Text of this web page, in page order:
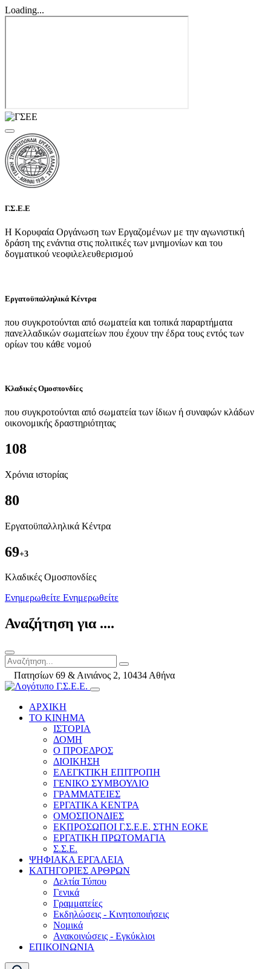
Loading...
Γ.Σ.Ε.Ε
Η Κορυφαία Οργάνωση των Εργαζομένων με την αγωνιστική
δράση της ενάντια στις πολιτικές των μνημονίων και του
δογματικού νεοφιλελευθερισμού
Εργατοϋπαλληλικά Κέντρα
που συγκροτούνται από σωματεία και τοπικά παραρτήματα
πανελλαδικών σωματείων που έχουν την έδρα τους εντός των
ορίων του κάθε νομού
Κλαδικές Ομοσπονδίες
που συγκροτούνται από σωματεία των ίδιων ή συναφών κλάδων
οικονομικής δραστηριότητας
108
Χρόνια ιστορίας
80
Εργατοϋπαλληλικά Κέντρα
69+3
Kλαδικές Ομοσπονδίες
Ενημερωθείτε Ενημερωθείτε
Αναζήτηση για ....
Πατησίων 69 & Αινιάνος 2, 10434 Αθήνα
ΑΡΧΙΚΗ
ΤΟ ΚΙΝΗΜΑ
ΙΣΤΟΡΙΑ
ΔΟΜΗ
Ο ΠΡΟΕΔΡΟΣ
ΔΙΟΙΚΗΣΗ
ΕΛΕΓΚΤΙΚΗ ΕΠΙΤΡΟΠΗ
ΓΕΝΙΚΟ ΣΥΜΒΟΥΛΙΟ
ΓΡΑΜΜΑΤΕΙΕΣ
ΕΡΓΑΤΙΚΑ ΚΕΝΤΡΑ
ΟΜΟΣΠΟΝΔΙΕΣ
ΕΚΠΡΟΣΩΠΟΙ Γ.Σ.Ε.Ε. ΣΤΗΝ ΕΟΚΕ
ΕΡΓΑΤΙΚΗ ΠΡΩΤΟΜΑΓΙΑ
Σ.Σ.Ε.
ΨΗΦΙΑΚΑ ΕΡΓΑΛΕΙΑ
ΚΑΤΗΓΟΡΙΕΣ ΑΡΘΡΩΝ
Δελτία Τύπου
Γενικά
Γραμματείες
Εκδηλώσεις - Κινητοποιήσεις
Νομικά
Ανακοινώσεις - Εγκύκλιοι
ΕΠΙΚΟΙΝΩΝΙΑ